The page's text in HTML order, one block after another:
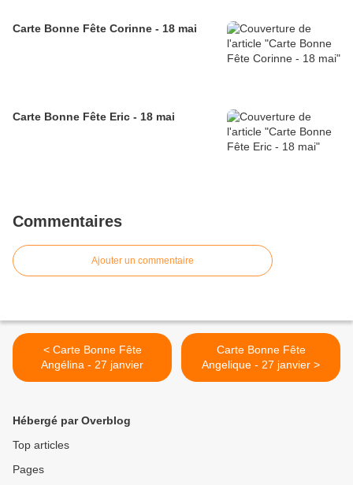
Carte Bonne Fête Corinne - 18 mai
Carte Bonne Fête Eric - 18 mai
Commentaires
Ajouter un commentaire
< Carte Bonne Fête
Angélina - 27 janvier
Carte Bonne Fête
Angelique - 27 janvier >
Hébergé par Overblog
Top articles
Pages